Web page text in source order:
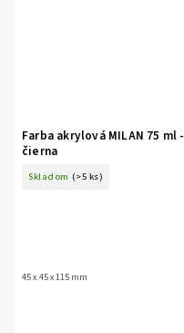
Farba akrylová MILAN 75 ml -
čierna
Skladom (>5 ks)
45 x 45 x 115 mm